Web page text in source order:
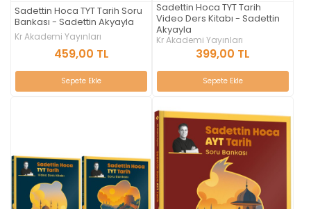
Sadettin Hoca TYT Tarih Soru
Bankası - Sadettin Akyayla
Kr Akademi Yayınları
459,00 TL
Sepete Ekle
Sadettin Hoca TYT Tarih
Video Ders Kitabı - Sadettin
Akyayla
Kr Akademi Yayınları
399,00 TL
Sepete Ekle